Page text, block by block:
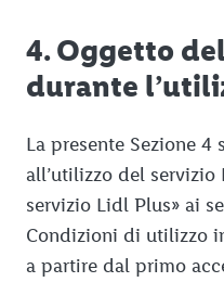
4. Oggetto
durante
La presente Sezione
all’utilizzo del servizio
servizio Lidl Plus» ai
Condizioni di utilizzo
a partire dal primo